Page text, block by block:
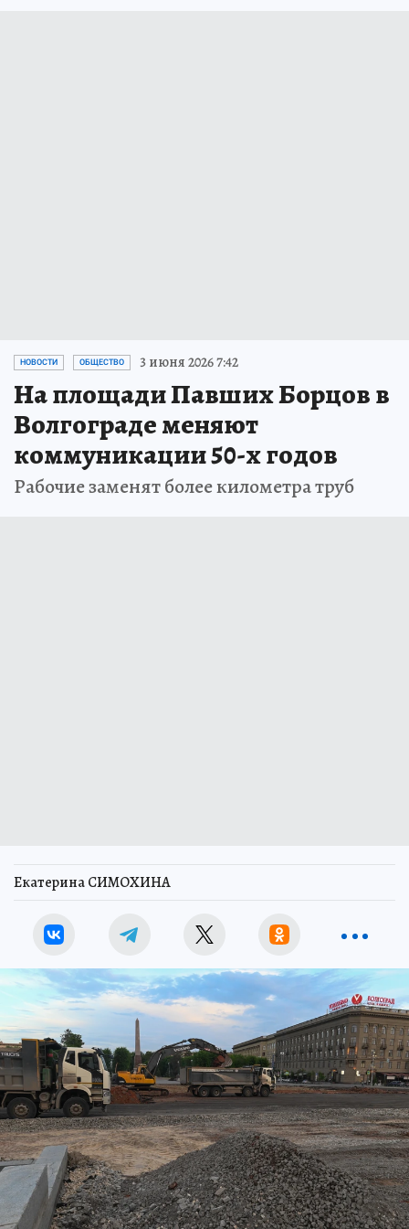
НОВОСТИ ОБЩЕСТВО 3 июня 2026 7:42
На площади Павших Борцов в
Волгограде меняют
коммуникации 50-х годов
Рабочие заменят более километра труб
Екатерина СИМОХИНА